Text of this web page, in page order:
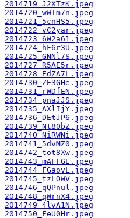
2014719_J2XTzK.jpeg
2014720_wWIm7n.jpeg
2014721_5cnHS5.jpeg
2014722_vC2yar.jpeg
2014723_6W2a61.jpeg
2014724_hF6r3U.jpeg
2014725_GNNl7S.jpeg
2014727_R5AE5r.jpeg
2014728_EdZA7L.jpeg
2014730_ZE3GHe.jpeg
2014731_rWDfEN.jpeg
2014734_pnaJJS.jpeg
2014735_AXlIjY.jpeg
2014736_DEtJP6.jpeg
2014739_Nt80bZ.jpeg
2014740_NiRWNi.jpeg
2014741_5dvMZ0.jpeg
2014742_tot8Xw.jpeg
2014743_mAFFGE.jpeg
2014744_FGaovL.jpeg
2014745_tzLOWV.jpeg
2014746_qQPnul.jpeg
2014748_qWrnX4.jpeg
2014749_4lvA1N.jpeg
2014750_FeU0Hr.jpeg